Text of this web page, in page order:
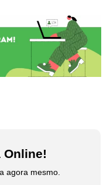
Online!
agora mesmo.